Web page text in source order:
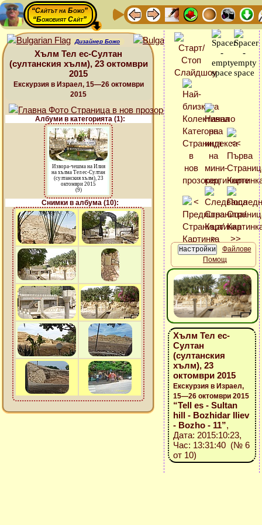
“Сайтът на Божо”
“Божовият Сайт”
Дизайнер Божо
Хълм Тел ес-Султан
(султанския хълм), 23 октомври
2015
Екскурзия в Израел, 15—26 октомври
2015
Албуми в категорията (1):
Извора-чешма на Илия
на хълма Тел ес-Султан
(султанския хълм), 23
октомври 2015
(9)
Снимки в албума (10):
Файлове
Помощ
Хълм Тел ес-
Султан
(султанския
хълм), 23
октомври 2015
Екскурзия в Израел,
15—26 октомври 2015
“Tell es - Sultan
hill - Bozhidar Iliev
- Bozho - 11”,
Дата: 2015:10:23,
Час: 13:31:40 (№ 6
от 10)